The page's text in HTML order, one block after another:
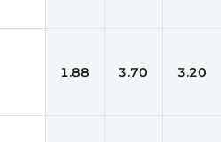
1.88 3.70 3.20